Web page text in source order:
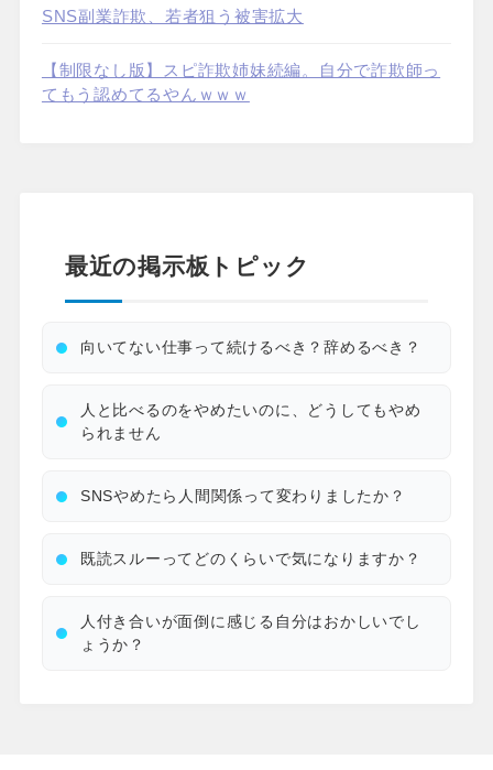
SNS副業詐欺、若者狙う被害拡大
【制限なし版】スピ詐欺姉妹続編。自分で詐欺師っ
てもう認めてるやんｗｗｗ
最近の掲示板トピック
向いてない仕事って続けるべき？辞めるべき？
人と比べるのをやめたいのに、どうしてもやめ
られません
SNSやめたら人間関係って変わりましたか？
既読スルーってどのくらいで気になりますか？
人付き合いが面倒に感じる自分はおかしいでし
ょうか？